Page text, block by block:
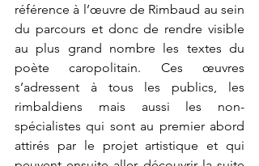
référence à l’œuvre de Rimbaud au sein
du parcours et donc de rendre visible
au plus grand nombre les textes du
poète caropolitain. Ces œuvres
s’adressent à tous les publics, les
rimbaldiens mais aussi les non-
spécialistes qui sont au premier abord
attirés par le projet artistique et qui